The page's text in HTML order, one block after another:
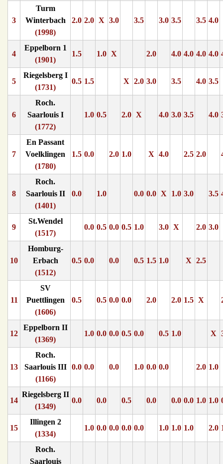
3
Turm
Winterbach
(1998)
2.0 2.0 X 3.0 3.5 3.0 3.5 3.5 4.0
4
Eppelborn 1
(1901)
1.5 1.0 X 2.0 4.0 4.0 4.0 4.0
5
Riegelsberg I
(1731)
0.5 1.5 X 2.0 3.0 3.5 4.0 3.5
6
Roch.
Saarlouis I
(1772)
1.0 0.5 2.0 X 4.0 3.0 3.5 4.0
7
En Passant
Voelklingen
(1780)
1.5 0.0 2.0 1.0 X 4.0 2.5 2.0
8
Roch.
Saarlouis II
(1401)
0.0 1.0 0.0 0.0 X 1.0 3.0 3.5
9
St.Wendel
(1517)
0.0 0.5 0.0 0.5 1.0 3.0 X 2.0 3.0
10
Homburg-
Erbach
(1512)
0.5 0.0 0.0 0.5 1.5 1.0 X 2.5
11
SV
Puettlingen
(1606)
0.5 0.5 0.0 0.0 2.0 2.0 1.5 X
12
Eppelborn II
(1369)
1.0 0.0 0.0 0.5 0.0 0.5 1.0 X
13
Roch.
Saarlouis III
(1166)
0.0 0.0 0.0 1.0 0.0 0.0 2.0 1.0
14
Riegelsberg II
(1349)
0.0 0.0 0.5 0.0 0.0 0.0 1.0 1.0
15
Illingen 2
(1334)
1.0 0.0 0.0 0.0 0.0 1.0 1.0 1.0 2.0
Roch.
Saarlouis